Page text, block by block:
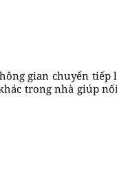
gian chuyển tiếp
trong nhà giúp